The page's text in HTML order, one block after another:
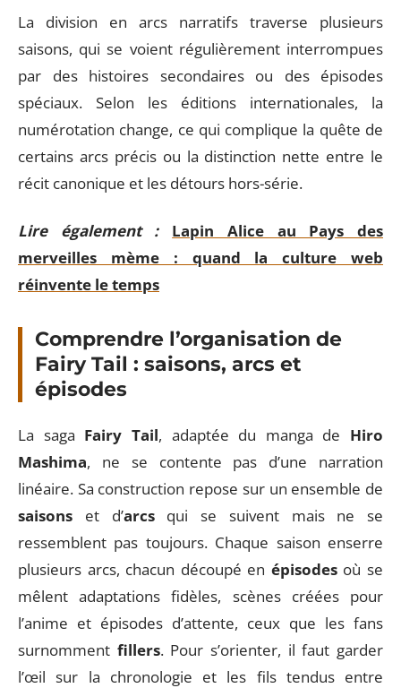
La division en arcs narratifs traverse plusieurs
saisons, qui se voient régulièrement interrompues
par des histoires secondaires ou des épisodes
spéciaux. Selon les éditions internationales, la
numérotation change, ce qui complique la quête de
certains arcs précis ou la distinction nette entre le
récit canonique et les détours hors-série.
Lire également :
Lapin Alice au Pays des
merveilles mème : quand la culture web
réinvente le temps
Comprendre l’organisation de
Fairy Tail : saisons, arcs et
épisodes
La saga Fairy Tail, adaptée du manga de Hiro
Mashima, ne se contente pas d’une narration
linéaire. Sa construction repose sur un ensemble de
saisons et d’arcsqui se suivent mais ne se
ressemblent pas toujours. Chaque saison enserre
plusieurs arcs, chacun découpé en épisodesoù se
mêlent adaptations fidèles, scènes créées pour
l’anime et épisodes d’attente, ceux que les fans
surnomment fillers. Pour s’orienter, il faut garder
l’œil sur la chronologie et les fils tendus entre